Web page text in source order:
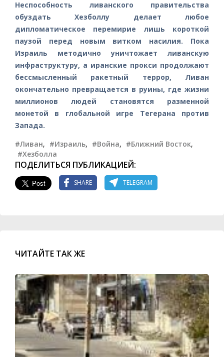
Неспособность ливанского правительства
обуздать Хезболлу делает любое
дипломатическое перемирие лишь короткой
паузой перед новым витком насилия. Пока
Израиль методично уничтожает ливанскую
инфраструктуру, а иранские прокси продолжают
бессмысленный ракетный террор, Ливан
окончательно превращается в руины, где жизни
миллионов людей становятся разменной
монетой в глобальной игре Тегерана против
Запада.
#Ливан, #Израиль, #Война, #Ближний Восток,
#Хезболла
ПОДЕЛИТЬСЯ ПУБЛИКАЦИЕЙ:
SHARE TELEGRAM
ЧИТАЙТЕ ТАК ЖЕ